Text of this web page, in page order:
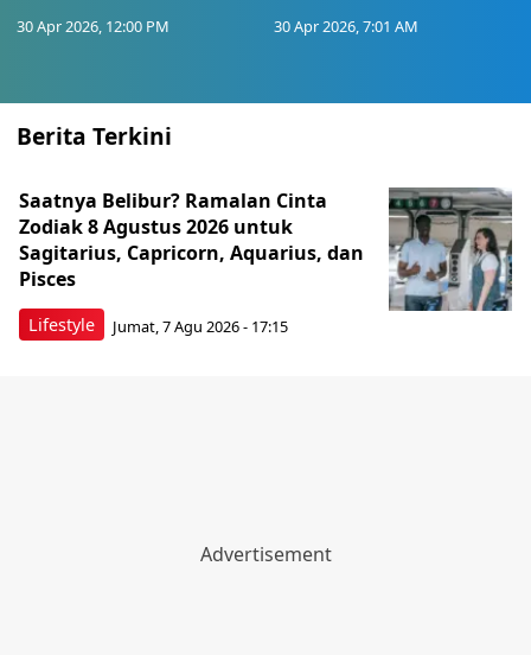
30 Apr 2026, 12:00 PM 30 Apr 2026, 7:01 AM
Berita Terkini
Lifestyle
Saatnya Belibur? Ramalan Cinta
Zodiak 8 Agustus 2026 untuk
Sagitarius, Capricorn, Aquarius, dan
Pisces
Jumat, 7 Agu 2026 - 17:15